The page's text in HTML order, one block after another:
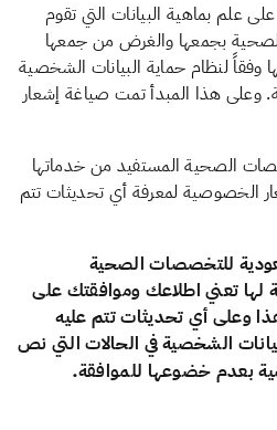
علم بماهية البيانات التي تقوم
بجمعها والغرض من جمعها
وفقاً لنظام حماية البيانات الشخصية
وعلى هذا المبدأ تمت صياغة إشعار
الصحية المستفيد من خدماتها
الخصوصية لمعرفة أي تحديثات تتم
للتخصصات الصحية
لها تعني اطلاعك وموافقتك على
وعلى أي تحديثات تتم عليه
الشخصية في الحالات التي نص
بعدم خضوعها للموافقة.